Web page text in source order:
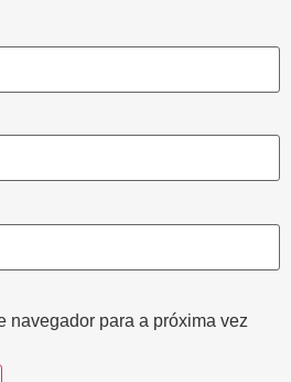
navegador para a próxima vez